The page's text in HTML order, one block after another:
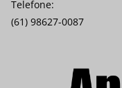
Telefone:
(61) 98627-0087